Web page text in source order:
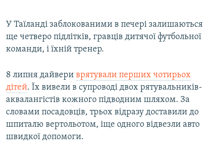
Усі сайти RFE/RL
У Таїланді заблокованими в печері залишаються
ще четверо підлітків, гравців дитячої футбольної
команди, і їхній тренер.
8 липня дайвери врятували перших чотирьох
дітей. Їх вивели в супроводі двох рятувальників-
аквалангістів кожного підводним шляхом. За
словами посадовців, трьох відразу доставили до
шпиталю вертольотом, іще одного відвезли авто
швидкої допомоги.